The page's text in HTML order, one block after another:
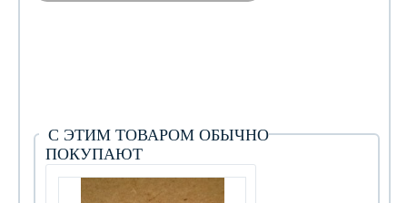
С ЭТИМ ТОВАРОМ ОБЫЧНО
ПОКУПАЮТ